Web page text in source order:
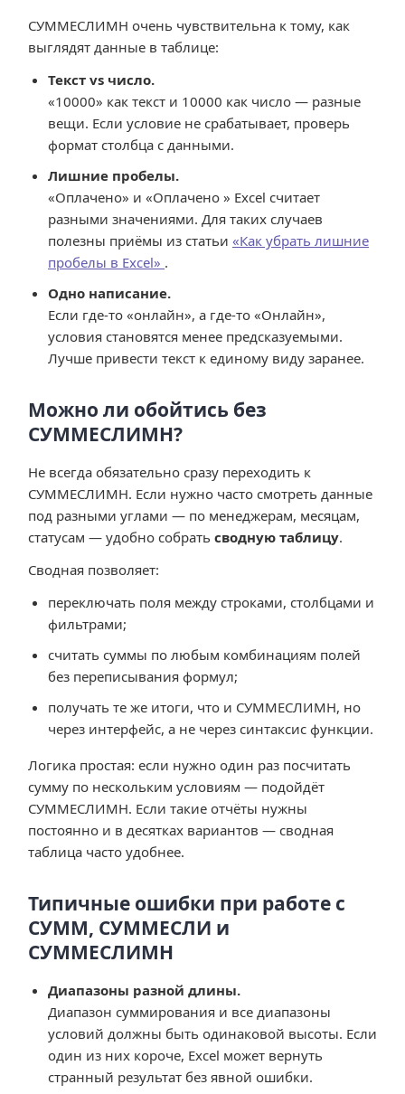
СУММЕСЛИМН очень чувствительна к тому, как
выглядят данные в таблице:
Текст vs число.
«10000» как текст и 10000 как число — разные
вещи. Если условие не срабатывает, проверь
формат столбца с данными.
Лишние пробелы.
«Оплачено» и «Оплачено » Excel считает
разными значениями. Для таких случаев
полезны приёмы из статьи «Как убрать лишние
пробелы в Excel» .
Одно написание.
Если где-то «онлайн», а где-то «Онлайн»,
условия становятся менее предсказуемыми.
Лучше привести текст к единому виду заранее.
Можно ли обойтись без
СУММЕСЛИМН?
Не всегда обязательно сразу переходить к
СУММЕСЛИМН. Если нужно часто смотреть данные
под разными углами — по менеджерам, месяцам,
статусам — удобно собрать сводную таблицу.
Сводная позволяет:
переключать поля между строками, столбцами и
фильтрами;
считать суммы по любым комбинациям полей
без переписывания формул;
получать те же итоги, что и СУММЕСЛИМН, но
через интерфейс, а не через синтаксис функции.
Логика простая: если нужно один раз посчитать
сумму по нескольким условиям — подойдёт
СУММЕСЛИМН. Если такие отчёты нужны
постоянно и в десятках вариантов — сводная
таблица часто удобнее.
Типичные ошибки при работе с
СУММ, СУММЕСЛИ и
СУММЕСЛИМН
Диапазоны разной длины.
Диапазон суммирования и все диапазоны
условий должны быть одинаковой высоты. Если
один из них короче, Excel может вернуть
странный результат без явной ошибки.